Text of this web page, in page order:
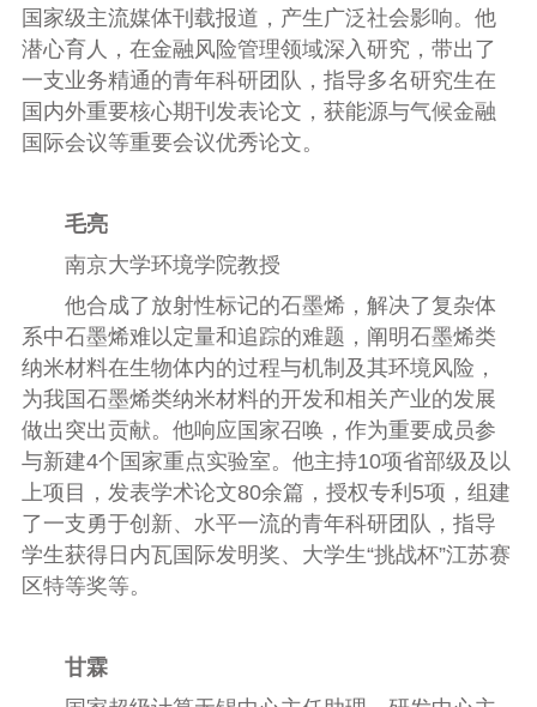
国家级主流媒体刊载报道，产生广泛社会影响。他
潜心育人，在金融风险管理领域深入研究，带出了
一支业务精通的青年科研团队，指导多名研究生在
国内外重要核心期刊发表论文，获能源与气候金融
国际会议等重要会议优秀论文。
毛亮
南京大学环境学院教授
他合成了放射性标记的石墨烯，解决了复杂体
系中石墨烯难以定量和追踪的难题，阐明石墨烯类
纳米材料在生物体内的过程与机制及其环境风险，
为我国石墨烯类纳米材料的开发和相关产业的发展
做出突出贡献。他响应国家召唤，作为重要成员参
与新建4个国家重点实验室。他主持10项省部级及以
上项目，发表学术论文80余篇，授权专利5项，组建
了一支勇于创新、水平一流的青年科研团队，指导
学生获得日内瓦国际发明奖、大学生“挑战杯”江苏赛
区特等奖等。
甘霖